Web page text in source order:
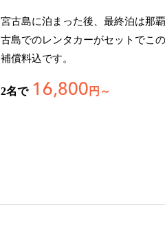
宮古島に泊まった後、最終泊は那
古島でのレンタカーがセットでこ
補償料込です。
2名で 16,800 円～